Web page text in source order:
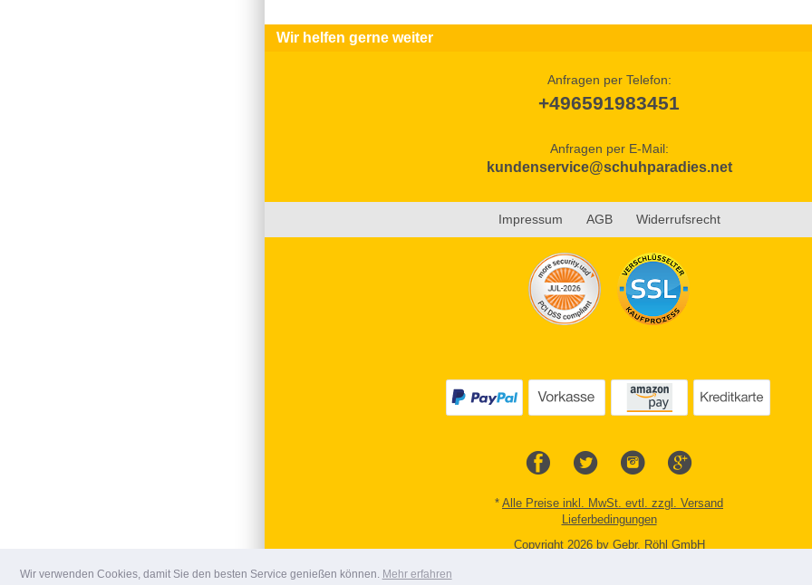
Wir verwenden Cookies, damit Sie den besten Service genießen können. Mehr erfahren
Wir helfen gerne weiter
Anfragen per Telefon:
+496591983451
Anfragen per E-Mail:
kundenservice@schuhparadies.net
Impressum AGB Widerrufsrecht
* Alle Preise inkl. MwSt. evtl. zzgl. Versand
Lieferbedingungen
Copyright 2026 by Gebr. Röhl GmbH